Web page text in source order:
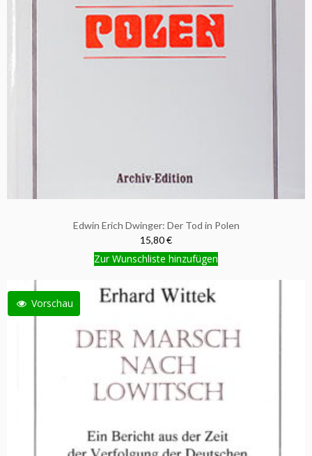
Edwin Erich Dwinger: Der Tod in Polen
15,80 €
Zur Wunschliste hinzufügen
Vorschau